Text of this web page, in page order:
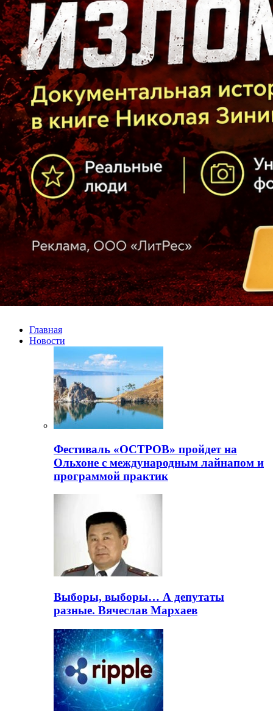
Главная
Новости
Фестиваль «ОСТРОВ» пройдет на
Ольхоне с международным лайнапом и
программой практик
Выборы, выборы… А депутаты
разные. Вячеслав Мархаев